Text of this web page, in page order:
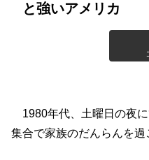
と強いアメリカ
1980年代、土曜日の夜
集合で家族のだんらんを過